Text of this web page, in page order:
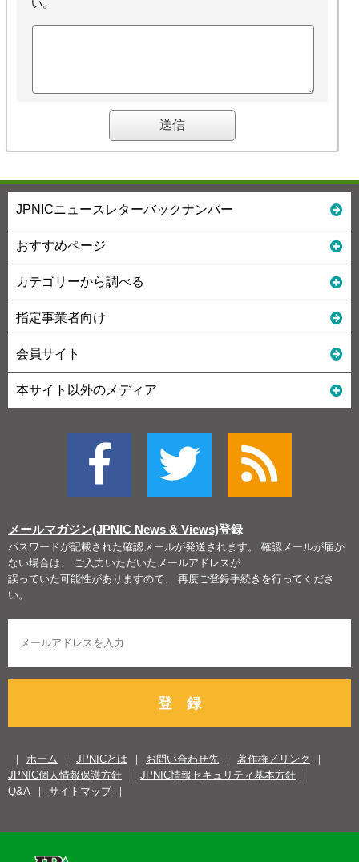
い。
JPNICニュースレターバックナンバー
おすすめページ
カテゴリーから調べる
指定事業者向け
会員サイト
本サイト以外のメディア
メールマガジン(JPNIC News & Views)登録
パスワードが記載された確認メールが発送されます。 確認メールが届か
ない場合は、 ご入力いただいたメールアドレスが
誤っていた可能性がありますので、 再度ご登録手続きを行ってくださ
い。
登 録
ホーム JPNICとは お問い合わせ先
著作権／リンク
JPNIC個人情報保護方針
JPNIC情報セキュリティ基本方針
Q&A
サイトマップ